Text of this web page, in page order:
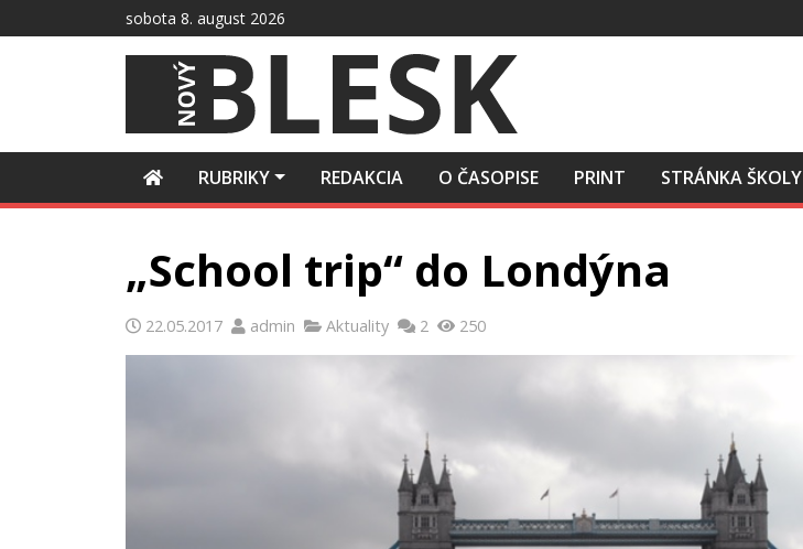
na
sobota 8. august 2026
RUBRIKY REDAKCIA O ČASOPISE PRINT STRÁNKA ŠKOLY
„School trip“ do Londýna
22.05.2017 admin Aktuality 2 250